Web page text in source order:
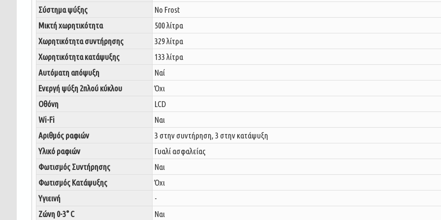
Σύστημα ψύξης
No Frost
Μικτή χωρητικότητα
500 λίτρα
Χωρητικότητα συντήρησης
329 λίτρα
Χωρητικότητα κατάψυξης
133 λίτρα
Αυτόματη απόψυξη
Ναί
Ενεργή ψύξη 2πλού κύκλου
Όχι
Οθόνη
LCD
Wi-Fi
Ναι
Αριθμός ραφιών
3 στην συντήρηση, 3 στην κατάψυξη
Υλικό ραφιών
Γυαλί ασφαλείας
Φωτισμός Συντήρησης
Ναι
Φωτισμός Κατάψυξης
Όχι
Υγιεινή
-
Ζώνη 0-3° C
Ναι